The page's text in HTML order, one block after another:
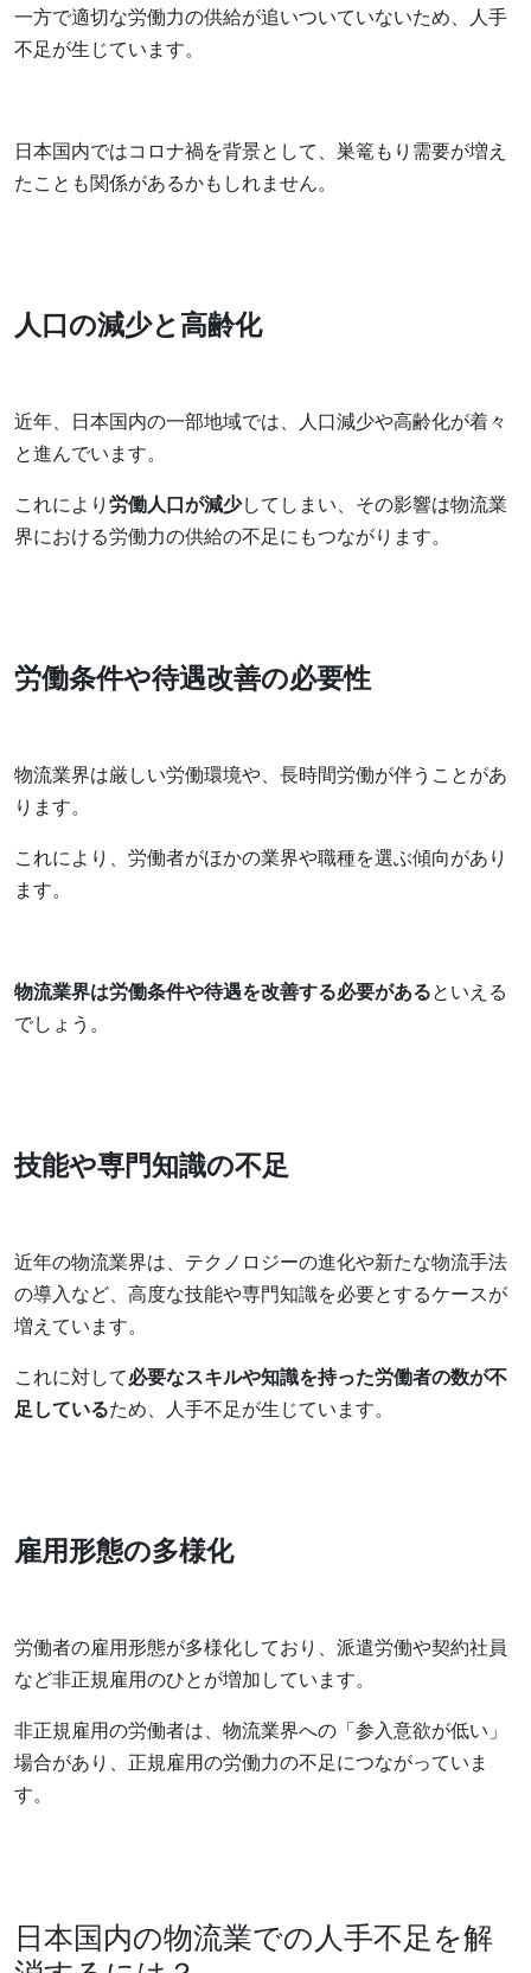
一方で適切な労働力の供給が追いついていないため、人手
不足が生じています。
日本国内ではコロナ禍を背景として、巣篭もり需要が増え
たことも関係があるかもしれません。
人口の減少と高齢化
近年、日本国内の一部地域では、人口減少や高齢化が着々
と進んでいます。
これにより労働人口が減少してしまい、その影響は物流業
界における労働力の供給の不足にもつながります。
労働条件や待遇改善の必要性
物流業界は厳しい労働環境や、長時間労働が伴うことがあ
ります。
これにより、労働者がほかの業界や職種を選ぶ傾向があり
ます。
物流業界は労働条件や待遇を改善する必要があるといえる
でしょう。
技能や専門知識の不足
近年の物流業界は、テクノロジーの進化や新たな物流手法
の導入など、高度な技能や専門知識を必要とするケースが
増えています。
これに対して必要なスキルや知識を持った労働者の数が不
足しているため、人手不足が生じています。
雇用形態の多様化
労働者の雇用形態が多様化しており、派遣労働や契約社員
など非正規雇用のひとが増加しています。
非正規雇用の労働者は、物流業界への「参入意欲が低い」
場合があり、正規雇用の労働力の不足につながっていま
す。
日本国内の物流業での人手不足を解